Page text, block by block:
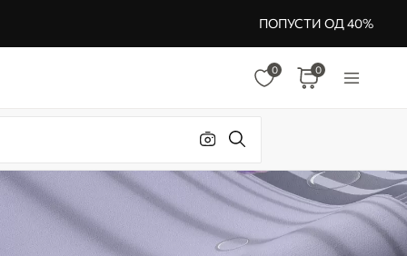
ПОПУСТИ ОД 40%
0 0